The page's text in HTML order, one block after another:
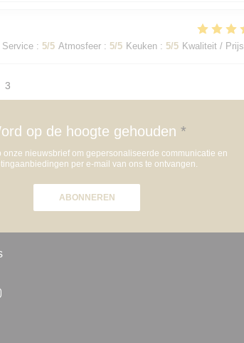
Service : 5/5 Atmosfeer : 5/5 Keuken : 5/5 Kwaliteit / Prijs
3
op de hoogte gehouden *
onze nieuwsbrief om gepersonaliseerde communicatie en
per e-mail van ons te ontvangen.
ABONNEREN
((opent in een nieuw venster))
((opent in een nieuw venster))